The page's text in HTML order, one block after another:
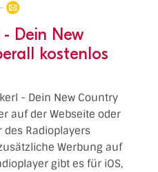
Dein New
kostenlos
- Dein New Country
auf der Webseite oder
Radioplayers
Werbung auf
gibt es für iOS,